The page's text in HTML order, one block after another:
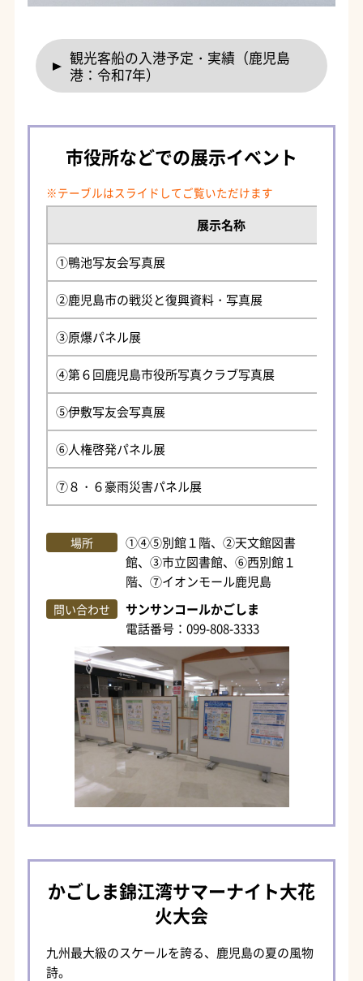
観光客船の入港予定・実績（鹿児島
港：令和7年）
市役所などでの展示イベント
展示名称
①鴨池写友会写真展
②鹿児島市の戦災と復興資料・写真展
③原爆パネル展
④第６回鹿児島市役所写真クラブ写真展
⑤伊敷写友会写真展
⑥人権啓発パネル展
⑦８・６豪雨災害パネル展
場所
①④⑤別館１階、②天文館図書
館、③市立図書館、⑥西別館１
階、⑦イオンモール鹿児島
問い合わせ
サンサンコールかごしま
電話番号：099-808-3333
かごしま錦江湾サマーナイト大花
火大会
九州最大級のスケールを誇る、鹿児島の夏の風物
詩。